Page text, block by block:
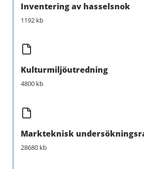
Inventering av hasselsnok
1192 kb
Kulturmiljöutredning
4800 kb
Markteknisk
28680 kb